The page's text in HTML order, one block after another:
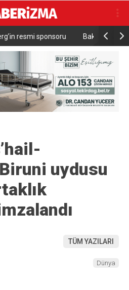
17 Milyon Büyükbaşa Dijital
uydusu
TÜM YAZILARI
Dünya